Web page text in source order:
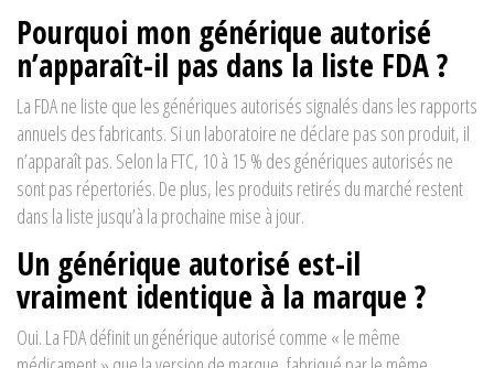
Pourquoi mon générique autorisé
n’apparaît-il pas dans la liste FDA ?
La FDA ne liste que les génériques autorisés signalés dans les rapports
annuels des fabricants. Si un laboratoire ne déclare pas son produit, il
n’apparaît pas. Selon la FTC, 10 à 15 % des génériques autorisés ne
sont pas répertoriés. De plus, les produits retirés du marché restent
dans la liste jusqu’à la prochaine mise à jour.
Un générique autorisé est-il
vraiment identique à la marque ?
Oui. La FDA définit un générique autorisé comme « le même